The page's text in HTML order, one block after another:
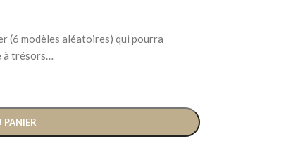
(6 modèles aléatoires) qui pourra
à trésors…
PANIER